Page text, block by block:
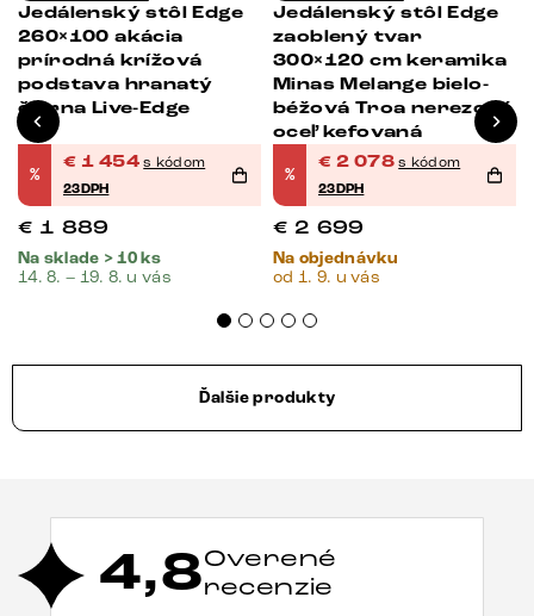
Jedálenský stôl Edge
260×100 akácia
prírodná krížová
podstava hranatý
čierna Live-Edge
%
€ 1 454 s kódom
23DPH
€ 1 889
Na sklade > 10 ks
14. 8. – 19. 8. u vás
Jedálenský stôl Edge
zaoblený tvar
300×120 cm keramika
Minas Melange bielo-
béžová Troa nerezová
oceľ kefovaná
%
€ 2 078 s kódom
23DPH
€ 2 699
Na objednávku
od 1. 9. u vás
Ďalšie produkty
4,8Overené
recenzie